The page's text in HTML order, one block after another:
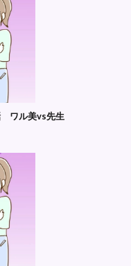
ワル美vs先生